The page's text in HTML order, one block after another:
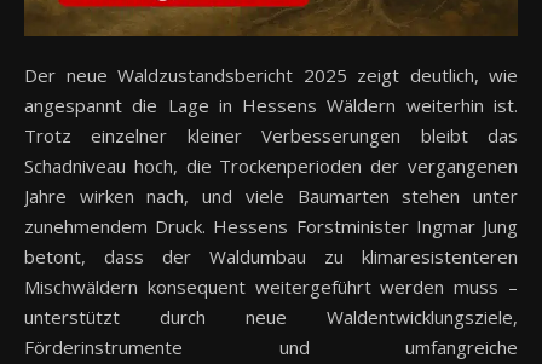
Der neue Waldzustandsbericht 2025 zeigt deutlich, wie
angespannt die Lage in Hessens Wäldern weiterhin ist.
Trotz einzelner kleiner Verbesserungen bleibt das
Schadniveau hoch, die Trockenperioden der vergangenen
Jahre wirken nach, und viele Baumarten stehen unter
zunehmendem Druck. Hessens Forstminister Ingmar Jung
betont, dass der Waldumbau zu klimaresistenteren
Mischwäldern konsequent weitergeführt werden muss –
unterstützt durch neue Waldentwicklungsziele,
Förderinstrumente und umfangreiche